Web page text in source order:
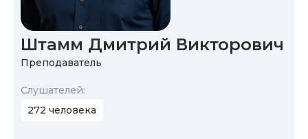
Штамм Дмитрий Викторович
Преподаватель
Cлушателей:
272 человека